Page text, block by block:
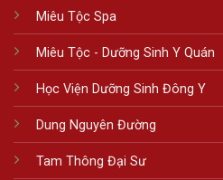
Miêu Tộc Spa
Miêu Tộc - Dưỡng Sinh Y Quán
Học Viện Dưỡng Sinh Đông Y
Dung Nguyên Đường
Tam Thông Đại Sư